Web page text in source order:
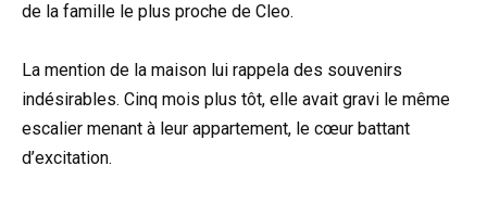
de la famille le plus proche de Cleo.
La mention de la maison lui rappela des souvenirs
indésirables. Cinq mois plus tôt, elle avait gravi le même
escalier menant à leur appartement, le cœur battant
d’excitation.